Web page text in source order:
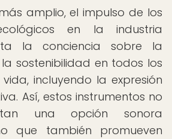
amplio, el impulso de los
en la industria
la conciencia sobre la
sostenibilidad en todos los
incluyendo la expresión
Así, estos instrumentos no
una opción sonora
que también promueven